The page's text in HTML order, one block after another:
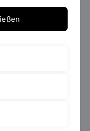
tieferes
– im
vielen praktischen